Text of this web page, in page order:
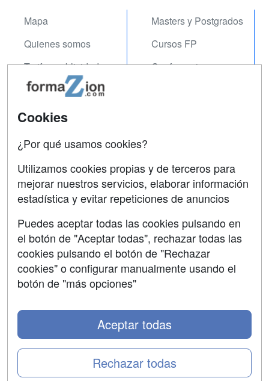
Mapa
Quienes somos
Tarifas publicidad
Acceso Usuarios
Acceso Centros
Masters y Postgrados
Cursos FP
Conferencias
Contactar
Confidencialidad
Aviso legal
Copyleft
Cookies
¿Por qué usamos cookies?
Utilizamos cookies propias y de terceros para
mejorar nuestros servicios, elaborar información
estadística y evitar repeticiones de anuncios
Puedes aceptar todas las cookies pulsando en
el botón de "Aceptar todas", rechazar todas las
cookies pulsando el botón de "Rechazar
cookies" o configurar manualmente usando el
botón de "más opciones"
Rechazar todas
Aceptar todas